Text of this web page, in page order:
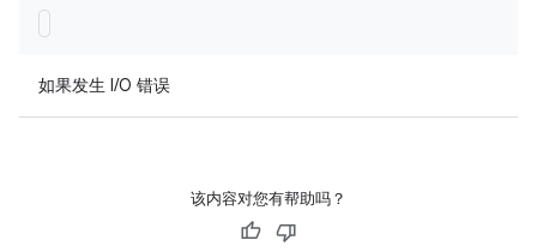
如果发生 I/O 错误
该内容对您有帮助吗？